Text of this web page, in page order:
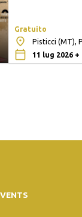
Gratuito
Pisticci (MT),
11 lug 2026